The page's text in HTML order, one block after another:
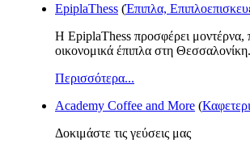
EpiplaThess (Έπιπλα,
Η EpiplaThess προσφέρει μοντέρνα,
οικονομικά έπιπλα στη Θεσσαλονίκη.
Περισσότερα...
Academy Coffee and More (
Δοκιμάστε τις γεύσεις μας